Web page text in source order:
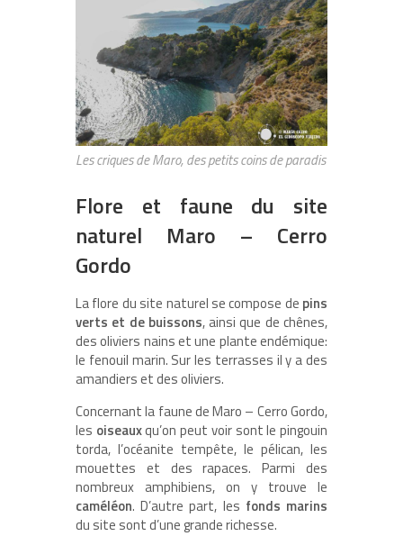
Les criques de Maro, des petits coins de paradis
Flore et faune du site
naturel Maro – Cerro
Gordo
La flore du site naturel se compose de pins
verts et de buissons, ainsi que de chênes,
des oliviers nains et une plante endémique:
le fenouil marin. Sur les terrasses il y a des
amandiers et des oliviers.
Concernant la faune de Maro – Cerro Gordo,
les oiseauxqu’on peut voir sont le pingouin
torda, l’océanite tempête, le pélican, les
mouettes et des rapaces. Parmi des
nombreux amphibiens, on y trouve le
caméléon. D’autre part, les fonds marins
du site sont d’une grande richesse.